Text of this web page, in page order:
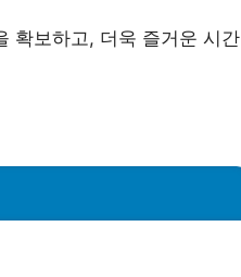
확보하고, 더욱 즐거운 시간